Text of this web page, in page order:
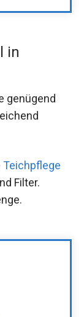
in
genügend
Teichpflege
Filter.